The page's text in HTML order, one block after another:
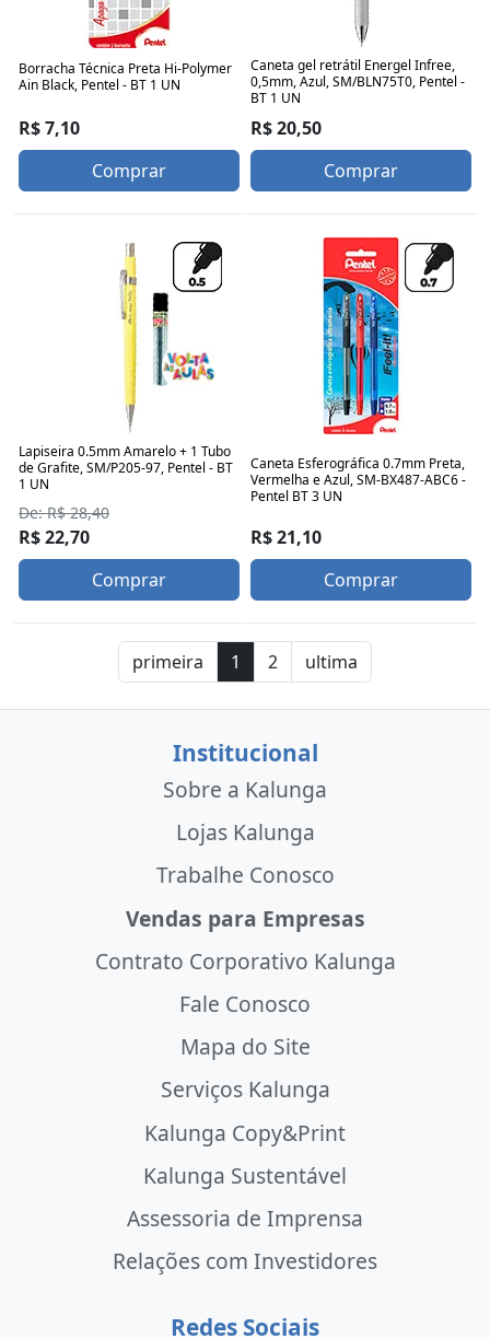
Borracha Técnica Preta Hi-Polymer
Ain Black, Pentel - BT 1 UN
R$ 7,10
Comprar
Caneta gel retrátil Energel Infree,
0,5mm, Azul, SM/BLN75T0, Pentel -
BT 1 UN
R$ 20,50
Comprar
Lapiseira 0.5mm Amarelo + 1 Tubo
de Grafite, SM/P205-97, Pentel - BT
1 UN
De: R$ 28,40
R$ 22,70
Comprar
Caneta Esferográfica 0.7mm Preta,
Vermelha e Azul, SM-BX487-ABC6 -
Pentel BT 3 UN
R$ 21,10
Comprar
primeira 1 2 ultima
Institucional
Sobre a Kalunga
Lojas Kalunga
Trabalhe Conosco
Vendas para Empresas
Contrato Corporativo Kalunga
Fale Conosco
Mapa do Site
Serviços Kalunga
Kalunga Copy&Print
Kalunga Sustentável
Assessoria de Imprensa
Relações com Investidores
Redes Sociais